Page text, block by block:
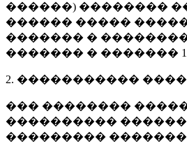
������) ��������
������ �����
������� �
������� � �������
2. �����������
��� ��������
����������
���������